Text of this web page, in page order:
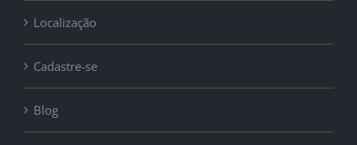
Localização
Cadastre-se
Blog